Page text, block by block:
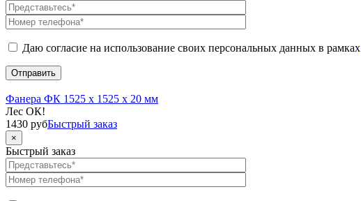
Даю согласие на использование своих персональных данных в рамках
Фанера ФК 1525 x 1525 x 20 мм
Лес ОК!
1430 рубБыстрый заказ
×
Быстрый заказ